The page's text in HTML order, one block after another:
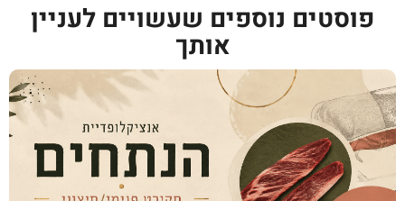
פוסטים נוספים שעשויים לעניין
אותך